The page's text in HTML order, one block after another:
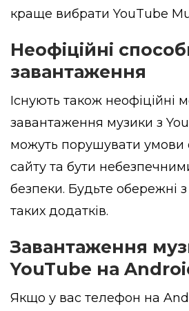
краще вибрати YouTube
Неофіційні
завантаження
Існують також неофіційні
завантаження музики з
можуть порушувати умови
сайту та бути
безпеки. Будьте обережні
таких додатків.
Завантаження
YouTube на
Якщо у вас телефон на